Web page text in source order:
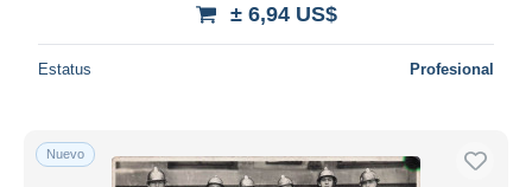
± 6,94 US$
Estatus Profesional
Nuevo